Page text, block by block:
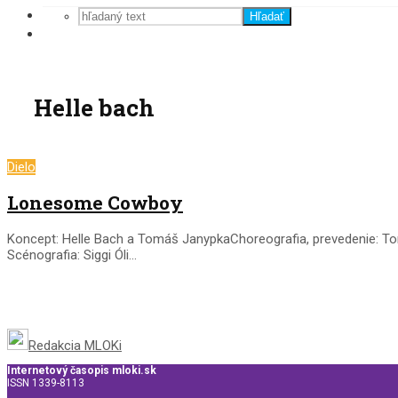
Hľadať
Helle bach
Dielo
Lonesome Cowboy
Koncept: Helle Bach a Tomáš JanypkaChoreografia, prevedenie:
Scénografia: Siggi Óli...
Redakcia MLOKi
Internetový časopis mloki.sk
ISSN 1339-8113